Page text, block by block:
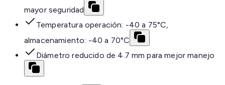
mayor seguridad
Temperatura operación: -40 a 75°C,
almacenamiento: -40 a 70°C
Diámetro reducido de 4.7 mm para mejor manejo